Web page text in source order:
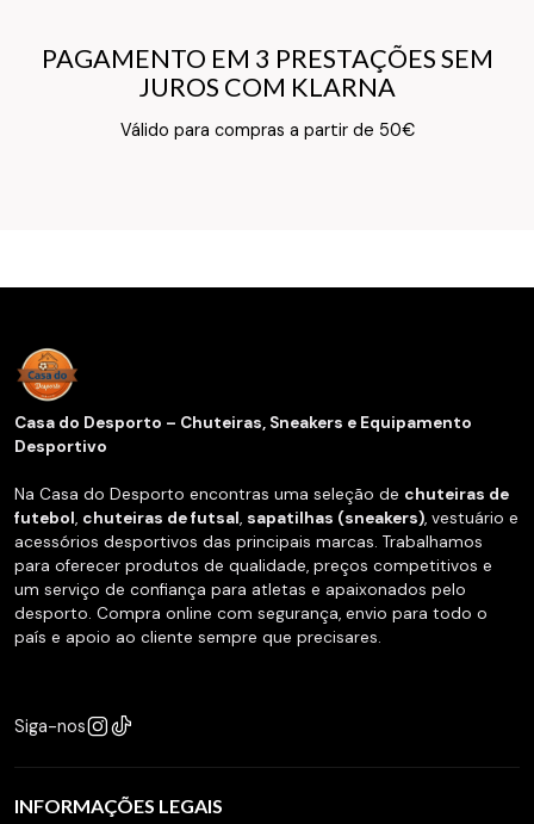
PAGAMENTO EM 3 PRESTAÇÕES SEM
JUROS COM KLARNA
Válido para compras a partir de 50€
PAGAMENTO EM 3 PRESTAÇÕES SEM
JUROS COM KLARNA
Texto do Verso do Cartão de Informação
Casa do Desporto – Chuteiras, Sneakers e Equipamento
Desportivo
Na Casa do Desporto encontras uma seleção de chuteiras de
futebol, chuteiras de futsal, sapatilhas (sneakers), vestuário e
acessórios desportivos das principais marcas. Trabalhamos
para oferecer produtos de qualidade, preços competitivos e
um serviço de confiança para atletas e apaixonados pelo
desporto. Compra online com segurança, envio para todo o
país e apoio ao cliente sempre que precisares.
Siga-nos
INFORMAÇÕES LEGAIS